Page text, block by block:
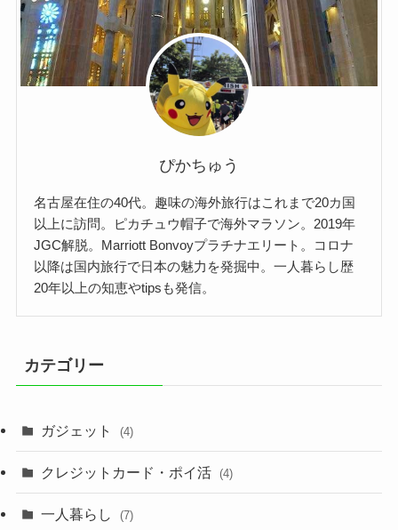
ぴかちゅう
名古屋在住の40代。趣味の海外旅行はこれまで20カ国
以上に訪問。ピカチュウ帽子で海外マラソン。2019年
JGC解脱。Marriott Bonvoyプラチナエリート。コロナ
以降は国内旅行で日本の魅力を発掘中。一人暮らし歴
20年以上の知恵やtipsも発信。
カテゴリー
ガジェット (4)
クレジットカード・ポイ活 (4)
一人暮らし (7)